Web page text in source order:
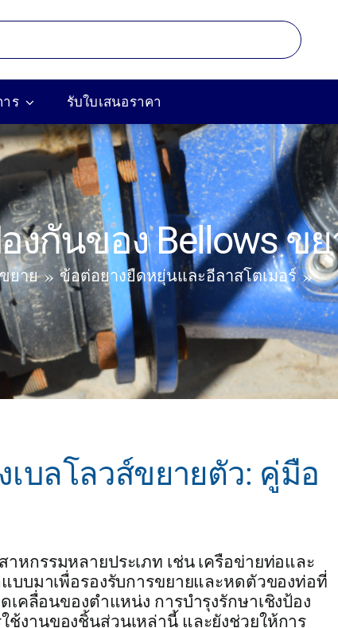
าร รับใบเสนอราคา
งกันของ Bellows ข
ยาย
ข้อต่อยางยืดหยุ่นและอีลาสโตเมอร์
เบลโลวส์ขยายตัว: คู่มือ
หกรรมหลายประเภท เช่น เครือข่ายท่อและ
บบมาเพื่อรองรับการขยายและหดตัวของท่อที่
คลื่อนของตำแหน่ง การบำรุงรักษาเชิงป้อง
งานของชิ้นส่วนเหล่านี้ และยังช่วยให้การ